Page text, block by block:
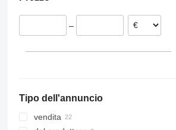
–
Tipo dell'annuncio
vendita